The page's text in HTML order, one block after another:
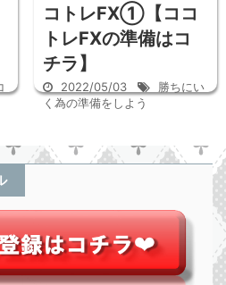
コトレFX①【ココ
トレFXの準備はコ
チラ】
2022/05/03
勝ちにい
く為の準備をしよう